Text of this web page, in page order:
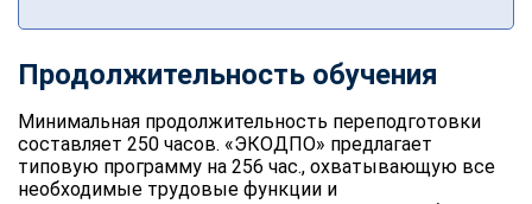
Продолжительность обучения
Минимальная продолжительность переподготовки
составляет 250 часов. «ЭКОДПО» предлагает
типовую программу на 256 час., охватывающую все
необходимые трудовые функции и